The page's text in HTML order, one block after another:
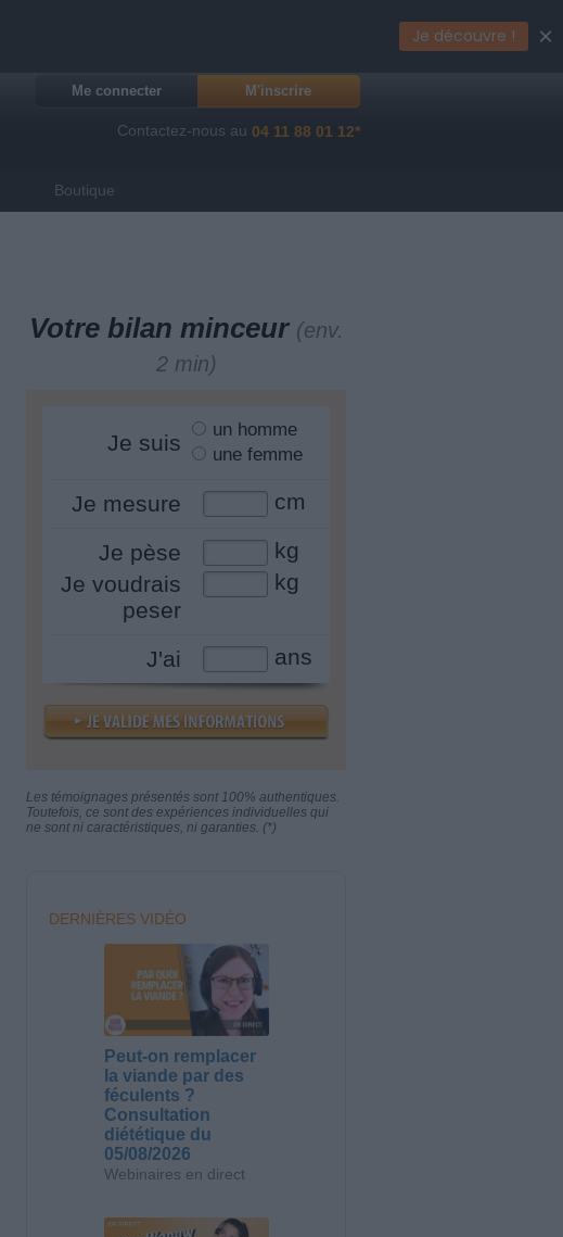
Me connecter M'inscrire
Contactez-nous au 04 11 88 01 12*
Boutique
Votre bilan minceur (env.
2 min)
Je suis
un homme
une femme
Je mesure cm
Je pèse
kg
Je voudrais
peser
kg
J'ai ans
Les témoignages présentés sont 100% authentiques.
Toutefois, ce sont des expériences individuelles qui
ne sont ni caractéristiques, ni garanties. (*)
DERNIÈRES VIDÉO
Peut-on remplacer
la viande par des
féculents ?
Consultation
diététique du
05/08/2026
Webinaires en direct
Je découvre ! ×